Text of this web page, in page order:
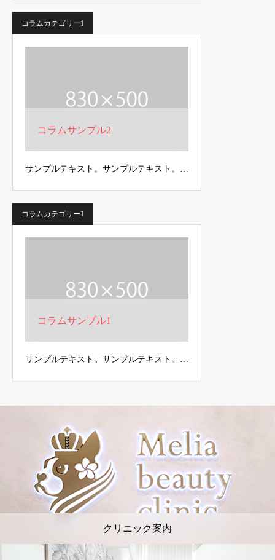
コラムカテゴリー1
コラムサンプル2
サンプルテキスト。サンプルテキスト。…
コラムカテゴリー1
コラムサンプル1
サンプルテキスト。サンプルテキスト。…
クリニック案内